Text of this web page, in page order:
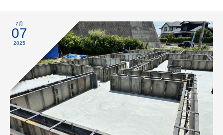
7月
07
2025